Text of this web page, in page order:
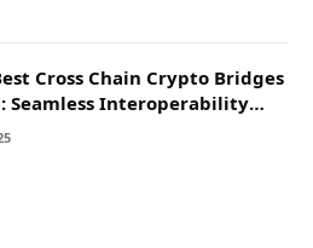
Cross Chain Crypto Bridges
Seamless Interoperability
Networks